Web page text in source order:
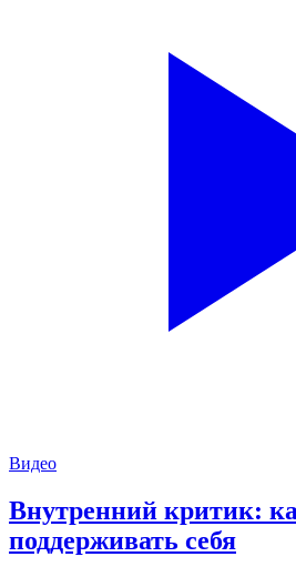
Видео
Внутренний критик:
поддерживать себя